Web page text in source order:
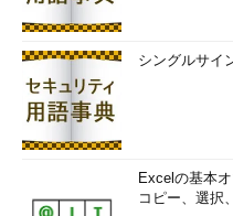
シングルサイ
Excelの基本
コピー、選択